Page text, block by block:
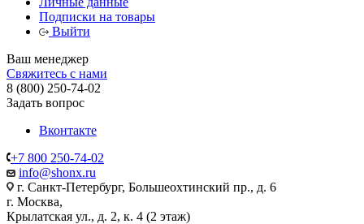
Подписки на товары
Выйти
Ваш менеджер
Свяжитесь с нами
8 (800) 250-74-02
Задать вопрос
Вконтакте
+7 800 250-74-02
info@shonx.ru
г. Санкт-Петербург, Большеохтинский пр., д. 6
г. Москва,
Крылатская ул., д. 2, к. 4 (2 этаж)